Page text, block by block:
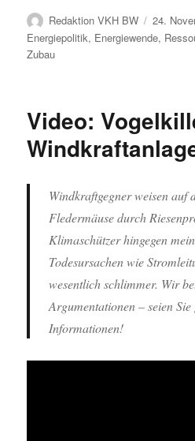
Autor
Redaktion VKH BW
am
24.
Energiepolitik, Energiewende,
Zubau
Video:
Windkraftgegner weisen auf
Fledermäuse durch
Klimaschützer hingegen
Todesursachen wie
wesentlich schlimmer. Wir
Argumentationen – seien
Informationen!